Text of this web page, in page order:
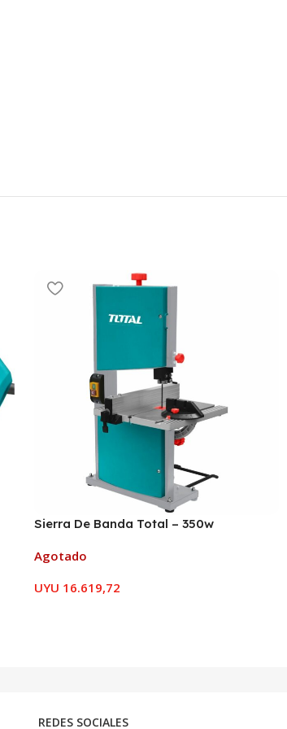
Sierra De Banda Total – 350w
Agotado
UYU 16.619,72
REDES SOCIALES